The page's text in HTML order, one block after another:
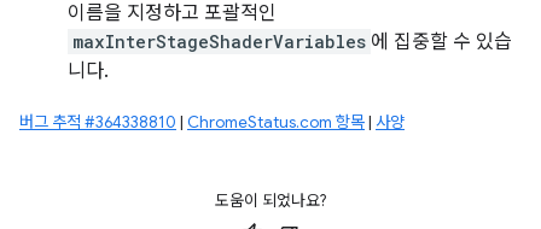
이름을 지정하고 포괄적인
maxInterStageShaderVariables 에 집중할 수 있습
니다.
버그 추적 #364338810 | ChromeStatus.com 항목| 사양
도움이 되었나요?